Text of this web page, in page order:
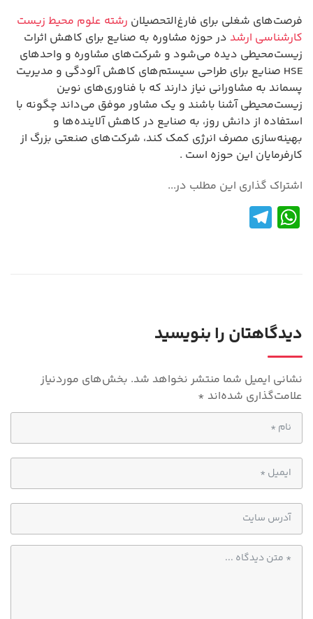
فرصت‌های شغلی برای فارغ‌التحصیلان رشته علوم محیط زیست
کارشناسی ارشد در حوزه مشاوره به صنایع برای کاهش اثرات
زیست‌محیطی دیده می‌شود و شرکت‌های مشاوره و واحدهای
HSE صنایع برای طراحی سیستم‌های کاهش آلودگی و مدیریت
پسماند به مشاورانی نیاز دارند که با فناوری‌های نوین
زیست‌محیطی آشنا باشند و یک مشاور موفق می‌داند چگونه با
استفاده از دانش روز، به صنایع در کاهش آلاینده‌ها و
بهینه‌سازی مصرف انرژی کمک کند، شرکت‌های صنعتی بزرگ از
کارفرمایان این حوزه است .
اشتراک گذاری این مطلب در...
W
h
p
p
دیدگاهتان را بنویسید
نشانی ایمیل شما منتشر نخواهد شد. بخش‌های موردنیاز
علامت‌گذاری شده‌اند *